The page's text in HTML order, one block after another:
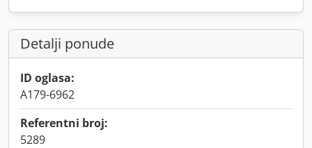
Detalji ponude
ID oglasa:
A179-6962
Referentni broj:
5289